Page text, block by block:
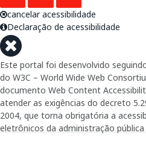
cancelar acessibilidade
Declaração de acessibilidade
Este portal foi desenvolvido
do W3C – World Wide Web
documento Web Content
atender as exigências do decreto
2004, que torna obrigatória a
eletrônicos da administração